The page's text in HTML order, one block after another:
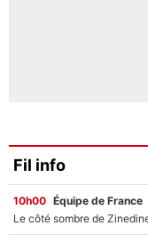
Fil info
10h00 Équipe de France